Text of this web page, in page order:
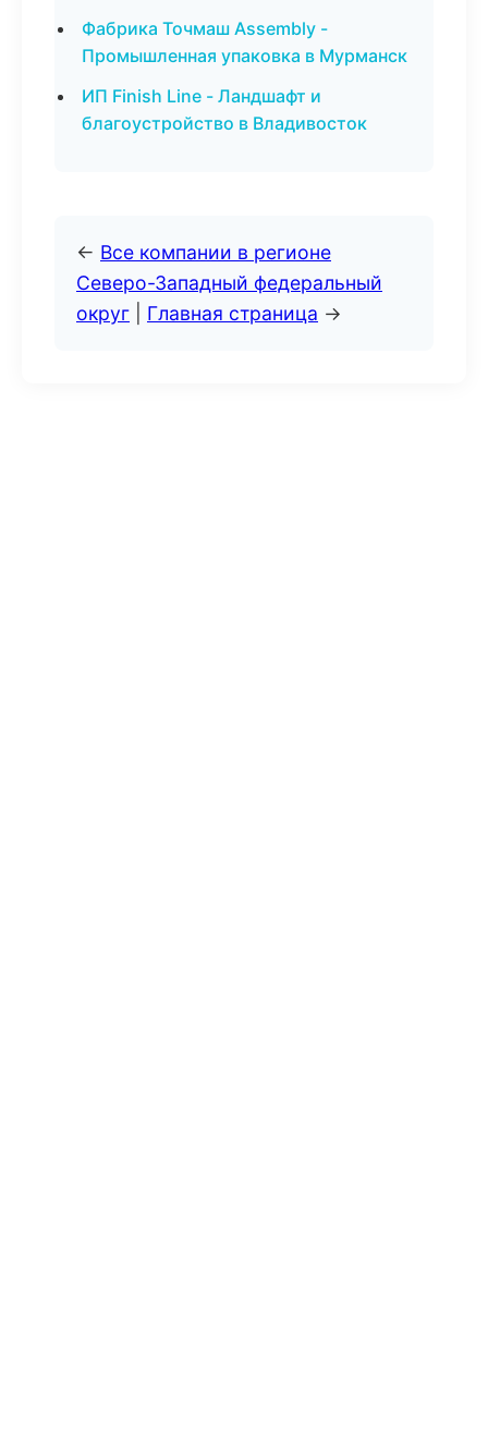
Фабрика Точмаш Assembly -
Промышленная упаковка в Мурманск
ИП Finish Line - Ландшафт и
благоустройство в Владивосток
← Все компании в регионе
Северо-Западный федеральный
округ
Главная страница →